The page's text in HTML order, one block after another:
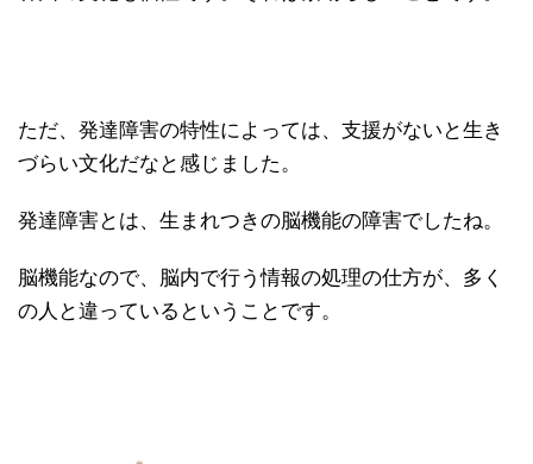
ただ、発達障害の特性によっては、支援がないと生き
づらい文化だなと感じました。
発達障害とは、生まれつきの脳機能の障害でしたね。
脳機能なので、脳内で行う情報の処理の仕方が、多く
の人と違っているということです。